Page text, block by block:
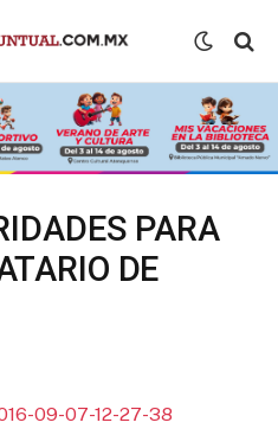
PARA
DE